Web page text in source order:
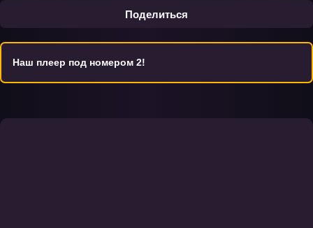
Поделиться
Наш плеер под номером 2!